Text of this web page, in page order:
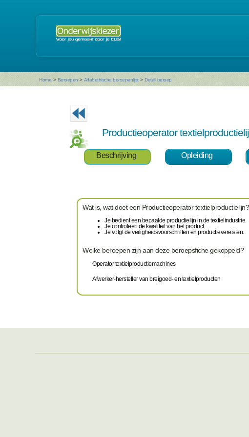
Home > Beroepen > Alfabethische beroepenlijst > Detail beroep
Productieoperator
Beschrijving Opleiding
Wat is, wat doet een Productieoperator textielproductielijn?
Je bedient een bepaalde productielijn in de textielindustrie.
Je controleert de kwaliteit van het product.
Je volgt de veiligheidsvoorschriften en productievereisten.
Welke beroepen zijn aan deze beroepsfiche gekoppeld?
Operator textielproductiemachines
Afwerker-hersteller van breigoed- en textielproducten